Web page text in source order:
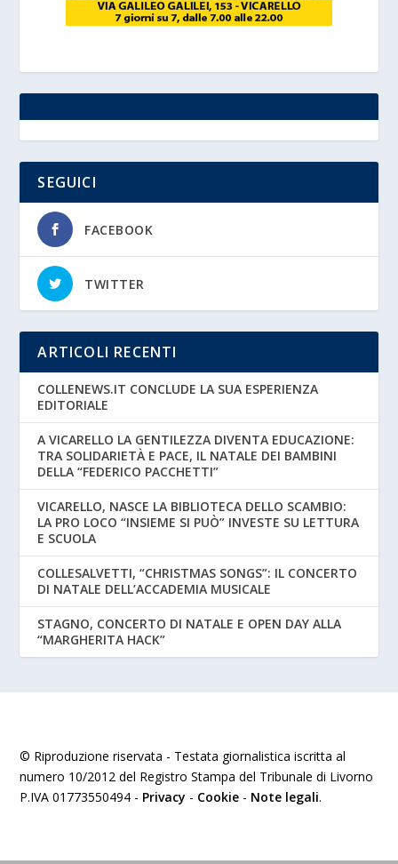
SEGUICI
FACEBOOK
TWITTER
ARTICOLI RECENTI
COLLENEWS.IT CONCLUDE LA SUA ESPERIENZA
EDITORIALE
A VICARELLO LA GENTILEZZA DIVENTA EDUCAZIONE:
TRA SOLIDARIETÀ E PACE, IL NATALE DEI BAMBINI
DELLA “FEDERICO PACCHETTI”
VICARELLO, NASCE LA BIBLIOTECA DELLO SCAMBIO:
LA PRO LOCO “INSIEME SI PUÒ” INVESTE SU LETTURA
E SCUOLA
COLLESALVETTI, “CHRISTMAS SONGS”: IL CONCERTO
DI NATALE DELL’ACCADEMIA MUSICALE
STAGNO, CONCERTO DI NATALE E OPEN DAY ALLA
“MARGHERITA HACK”
© Riproduzione riservata - Testata giornalistica iscritta al
numero 10/2012 del Registro Stampa del Tribunale di Livorno
P.IVA 01773550494 - Privacy - Cookie - Note legali.